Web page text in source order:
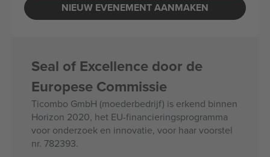
NIEUW EVENEMENT AANMAKEN
Seal of Excellence door de
Europese Commissie
Ticombo GmbH (moederbedrijf) is erkend binnen
Horizon 2020, het EU-financieringsprogramma
voor onderzoek en innovatie, voor haar voorstel
nr. 782393.